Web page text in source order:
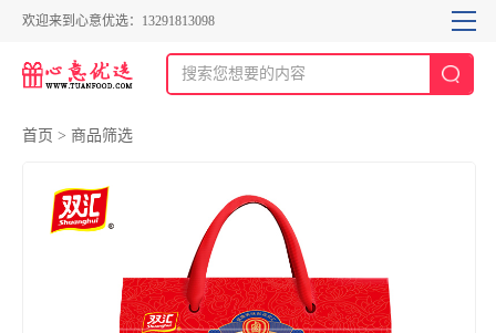
欢迎来到心意优选：13291813098
首页 > 商品筛选